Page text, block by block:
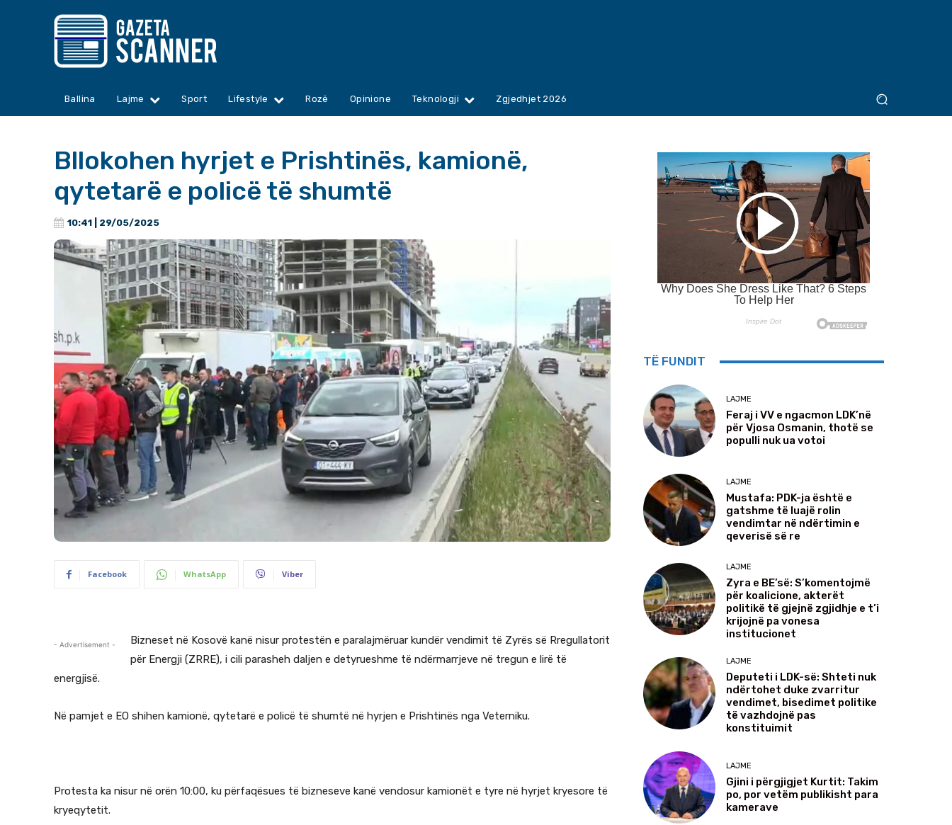
Ballina Lajme Sport Lifestyle Rozë Opinione Teknologji Zgjedhjet 2026
Bllokohen hyrjet e Prishtinës, kamionë,
qytetarë e policë të shumtë
10:41 | 29/05/2025
Facebook WhatsApp Viber
- Advertisement -
Bizneset në Kosovë kanë nisur protestën e paralajmëruar kundër vendimit të Zyrës së Rregullatorit
për Energji (ZRRE), i cili parasheh daljen e detyrueshme të ndërmarrjeve në tregun e lirë të
energjisë.
Në pamjet e EO shihen kamionë, qytetarë e policë të shumtë në hyrjen e Prishtinës nga Veterniku.
Protesta ka nisur në orën 10:00, ku përfaqësues të bizneseve kanë vendosur kamionët e tyre në hyrjet kryesore të
kryeqytetit.
TË FUNDIT
LAJME
Feraj i VV e ngacmon LDK’në
për Vjosa Osmanin, thotë se
populli nuk ua votoi
LAJME
Mustafa: PDK-ja është e
gatshme të luajë rolin
vendimtar në ndërtimin e
qeverisë së re
LAJME
Zyra e BE’së: S’komentojmë
për koalicione, akterët
politikë të gjejnë zgjidhje e t’i
krijojnë pa vonesa
institucionet
LAJME
Deputeti i LDK-së: Shteti nuk
ndërtohet duke zvarritur
vendimet, bisedimet politike
të vazhdojnë pas
konstituimit
LAJME
Gjini i përgjigjet Kurtit: Takim
po, por vetëm publikisht para
kamerave